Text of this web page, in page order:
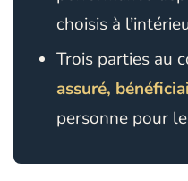
choisis à
Trois parties au
assuré,
personne pour